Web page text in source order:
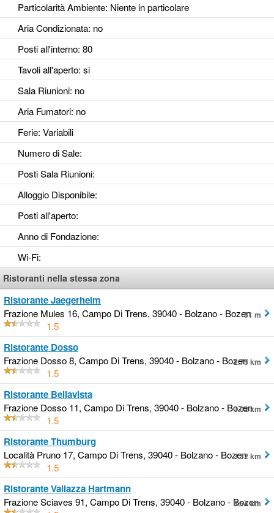
Particolarità Ambiente: Niente in particolare
Aria Condizionata: no
Posti all'interno: 80
Tavoli all'aperto: si
Sala Riunioni: no
Aria Fumatori: no
Ferie: Variabili
Numero di Sale:
Posti Sala Riunioni:
Alloggio Disponibile:
Posti all'aperto:
Anno di Fondazione:
Wi-Fi:
Ristoranti nella stessa zona
Ristorante Jaegerheim
Frazione Mules 16, Campo Di Trens, 39040 - Bolzano - Bozen
1.5
51 m
Ristorante Dosso
Frazione Dosso 8, Campo Di Trens, 39040 - Bolzano - Bozen
1.5
2.75 km
Ristorante Bellavista
Frazione Dosso 11, Campo Di Trens, 39040 - Bolzano - Bozen
1.5
3.02 km
Ristorante Thumburg
Località Pruno 17, Campo Di Trens, 39040 - Bolzano - Bozen
1.5
3.32 km
Ristorante Vallazza Hartmann
Frazione Sciaves 91, Campo Di Trens, 39040 - Bolzano - Bozen
3.54 km